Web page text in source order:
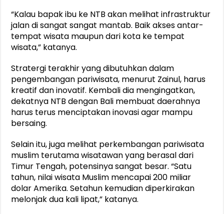
“Kalau bapak ibu ke NTB akan melihat infrastruktur
jalan di sangat sangat mantab. Baik akses antar-
tempat wisata maupun dari kota ke tempat
wisata,” katanya.
Stratergi terakhir yang dibutuhkan dalam
pengembangan pariwisata, menurut Zainul, harus
kreatif dan inovatif. Kembali dia mengingatkan,
dekatnya NTB dengan Bali membuat daerahnya
harus terus menciptakan inovasi agar mampu
bersaing.
Selain itu, juga melihat perkembangan pariwisata
muslim terutama wisatawan yang berasal dari
Timur Tengah, potensinya sangat besar. “Satu
tahun, nilai wisata Muslim mencapai 200 miliar
dolar Amerika. Setahun kemudian diperkirakan
melonjak dua kali lipat,” katanya.